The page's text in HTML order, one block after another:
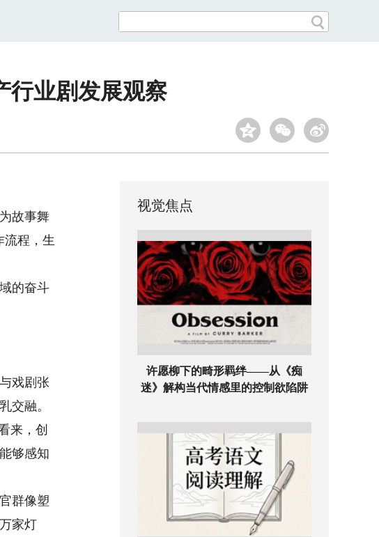
业剧发展观察
故事舞
流程，生
的奋斗
戏剧张
交融。
来，创
够感知
群像塑
家灯
视觉焦点
许愿柳下的畸形羁绊——从《痴
迷》解构当代情感里的控制欲陷阱